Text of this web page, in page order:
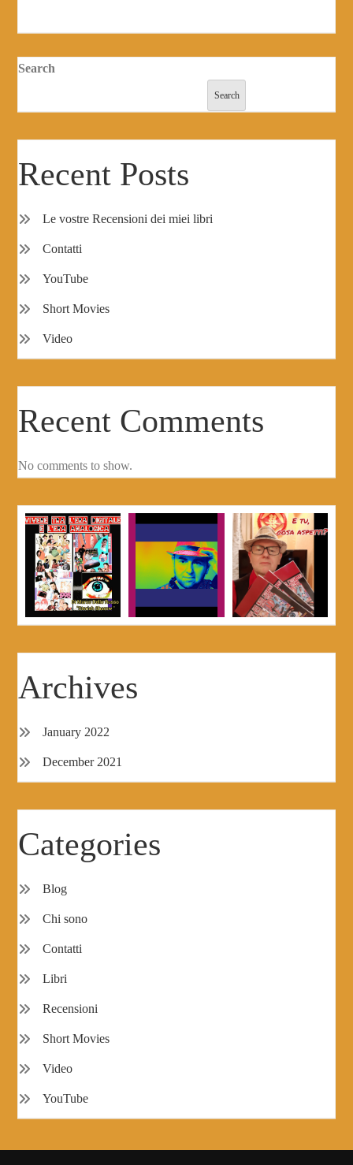
ok do
n
Search
Search
Recent Posts
Le vostre Recensioni dei miei libri
Contatti
YouTube
Short Movies
Video
Recent Comments
No comments to show.
Archives
January 2022
December 2021
Categories
Blog
Chi sono
Contatti
Libri
Recensioni
Short Movies
Video
YouTube